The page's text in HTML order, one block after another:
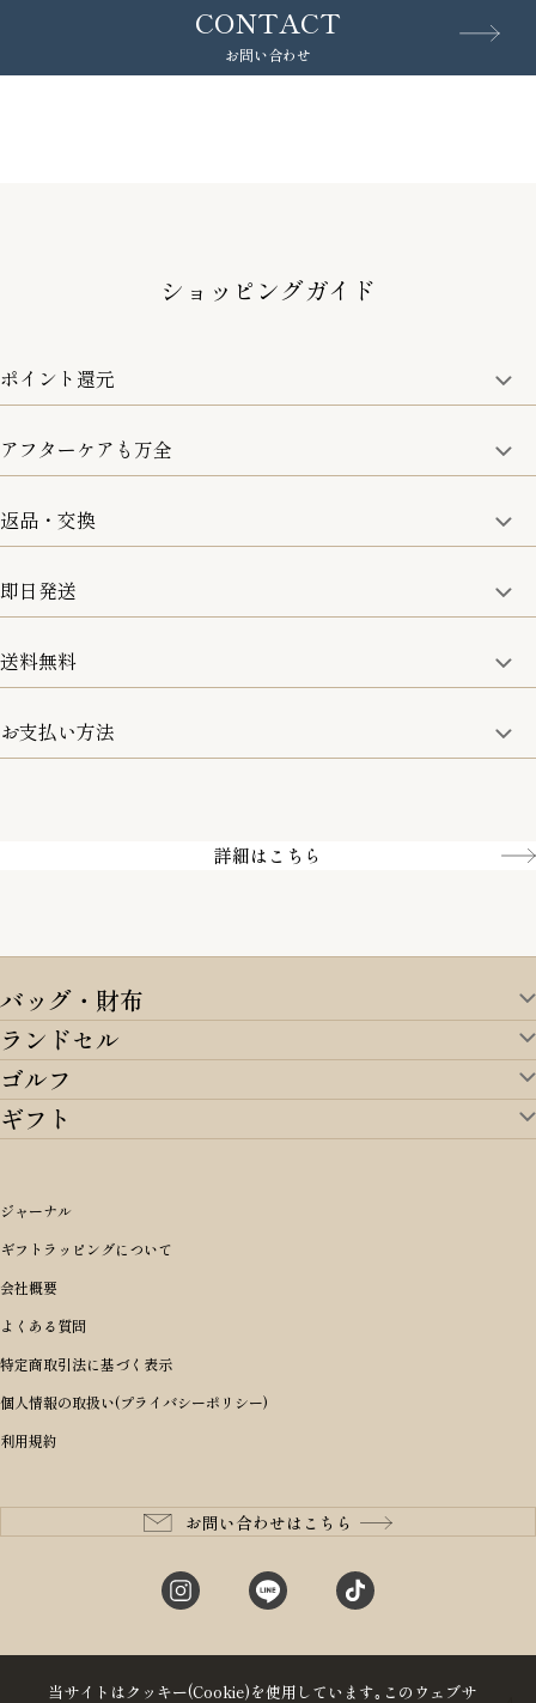
CONTACT
お問い合わせ
ショッピングガイド
ポイント還元
商品金額の10%をポイント還元いたします。
アフターケアも万全
取り扱い商品はすべて正規品となります。
修理などのご相談に関しましては、責任を持って対応させてい
ただきます。
返品・交換
8日以内なら、返品・交換も可能です。
即日発送
15:00までのご注文は即日発送
お取寄せ商品を除く
送料無料
5,500円(税込)以上で全国送料無料となります。
お支払い方法
詳細はこちら
バッグ・財布
バッグ・財布TOP
すべてを見る
アイテムから選ぶ
リュックサック・デイパック・バックパック
ショルダーバッグ
ボディバッグ・ウエストバッグ
長財布
二つ折り財布
三つ折り財布
コインケース・小銭入れ
m＋ エムピウ
PORTER 吉田カバン ポーター
BRIEFING ブリーフィング
Dakota ダコタ
CLEDRAN クレドラン
aniary アニアリ
CIE シー
StitchandSew ステッチアンドソー
ランドセル
ランドセルTOP
すべてを見る
オリジナルランドセル
女の子ランドセル
男の子ランドセル
ランドセル小物・その他
レッド
ピンク
パープル(ラベンダー)
キャメル
ブルー・ネイビー
価格から選ぶ
〜49,999円
50,000円〜59,999円
60,000円〜69,999円
70,000円〜79,999円
80,000円〜
ゴルフ
ゴルフTOP
アイテムから選ぶ
キャディバッグ
ヘッドカバー
ゴルフ小物
ゴルフウェア/アクセサリー
ブランドから選ぶ
BRIEFING ブリーフィング
master-piece マスターピース
JONES ジョーンズ
木の庄帆布
ギフト
シーンから探す
誕生日
結婚祝い
出産祝い
入学・進学祝い
成人祝い
就職・栄転祝い
長寿・還暦祝い
性別・年齢から探す
男性向け
女性向け
10代
20代
30代
予算から探す
〜4,999円
5,000円〜9,999円
10,000円〜19,999円
20,000円〜29,999円
ジャーナル
ギフトラッピングについて
会社概要
よくある質問
特定商取引法に基づく表示
個人情報の取扱い(プライバシーポリシー)
利用規約
お問い合わせはこちら
当サイトはクッキー(Cookie)を使用しています｡このウェブサ